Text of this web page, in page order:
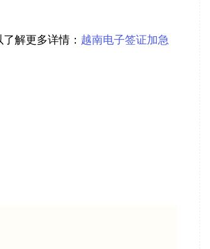
解更多详情： 越南电子签证加急